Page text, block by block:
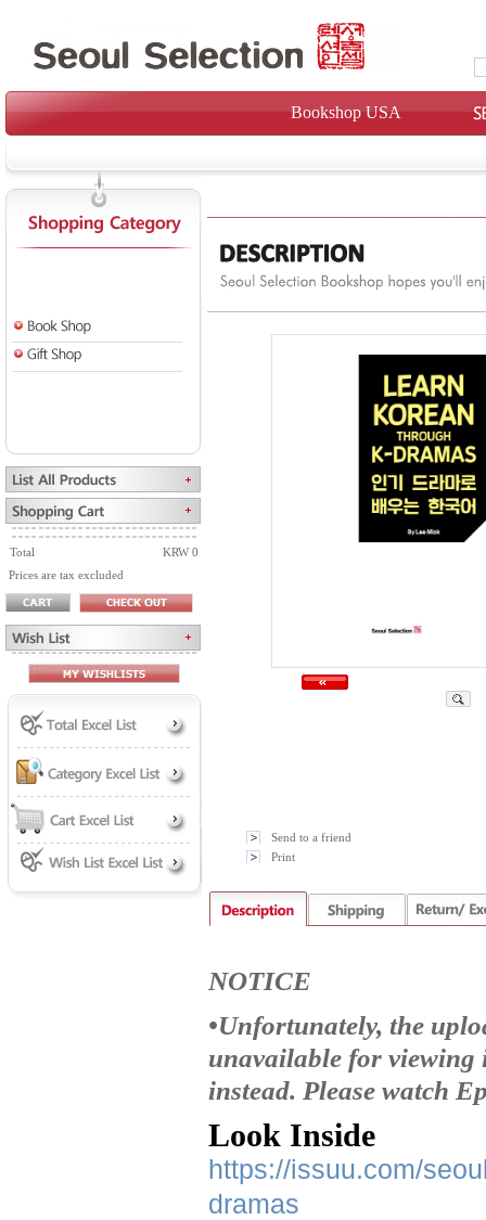
Bookshop USA
Total
KRW 0
Prices are tax excluded
Send to a friend
Print
NOTICE
•Unfortunately, the
unavailable for viewing
instead. Please watch
Look Inside
https://issuu.com/
dramas